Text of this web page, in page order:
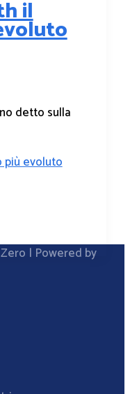
il
detto sulla
più evoluto
| Powered by